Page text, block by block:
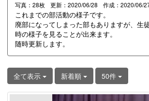
写真：28枚 更新：2020/06/28 作成：2020/06/
これまでの部活動の様子です。
廃部になってしまった部もありますが、生
時の様子を見ることが出来ます。
随時更新します。
全て表示 新着順 50件